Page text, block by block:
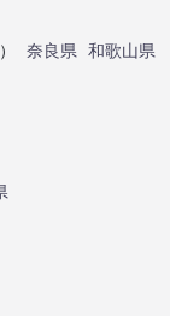
） 奈良県 和歌山県